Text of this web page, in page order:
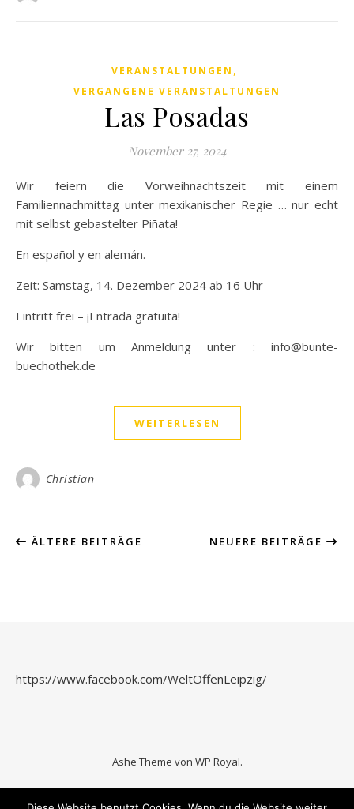
VERANSTALTUNGEN ,
VERGANGENE VERANSTALTUNGEN
Las Posadas
November 27, 2024
Wir feiern die Vorweihnachtszeit mit einem
Familiennachmittag unter mexikanischer Regie … nur echt
mit selbst gebastelter Piñata!
En español y en alemán.
Zeit: Samstag, 14. Dezember 2024 ab 16 Uhr
Eintritt frei – ¡Entrada gratuita!
Wir bitten um Anmeldung unter : info@bunte-
buechothek.de
WEITERLESEN
Christian
ÄLTERE BEITRÄGE NEUERE BEITRÄGE
https://www.facebook.com/WeltOffenLeipzig/
Ashe Theme von WP Royal.